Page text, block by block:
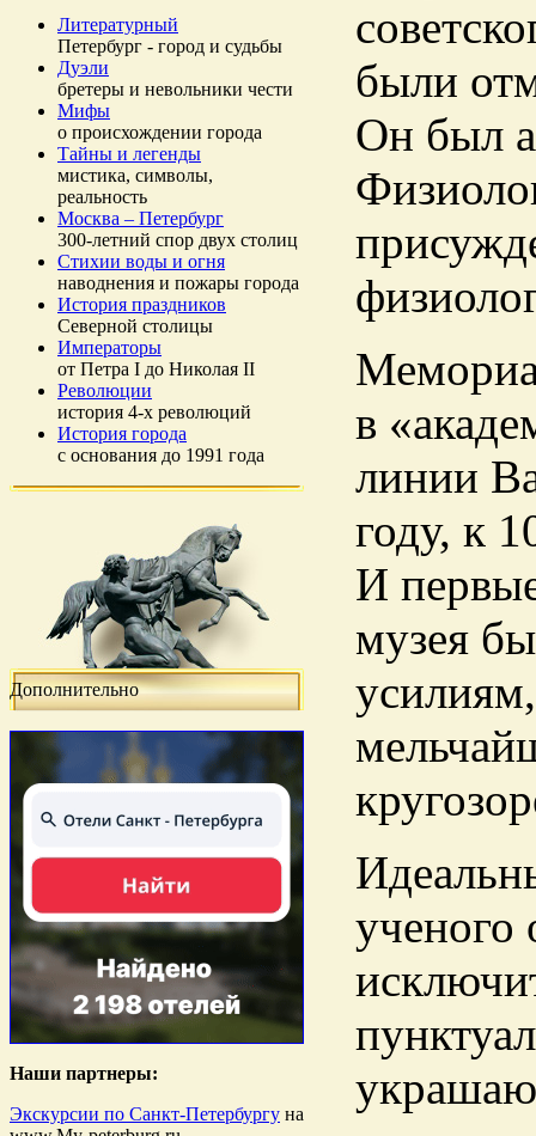
Литературный
Петербург - город и судьбы
Дуэли
бретеры и невольники чести
Мифы
о происхождении города
Тайны и легенды
мистика, символы,
реальность
Москва – Петербург
300-летний спор двух столиц
Стихии воды и огня
наводнения и пожары города
История праздников
Северной столицы
Императоры
от Петра I до Николая II
Революции
история 4-х революций
История города
с основания до 1991 года
Дополнительно
Наши партнеры:
Экскурсии по Санкт-Петербургу на
были
Он был
в
линии
году, к
И
музея
ученого